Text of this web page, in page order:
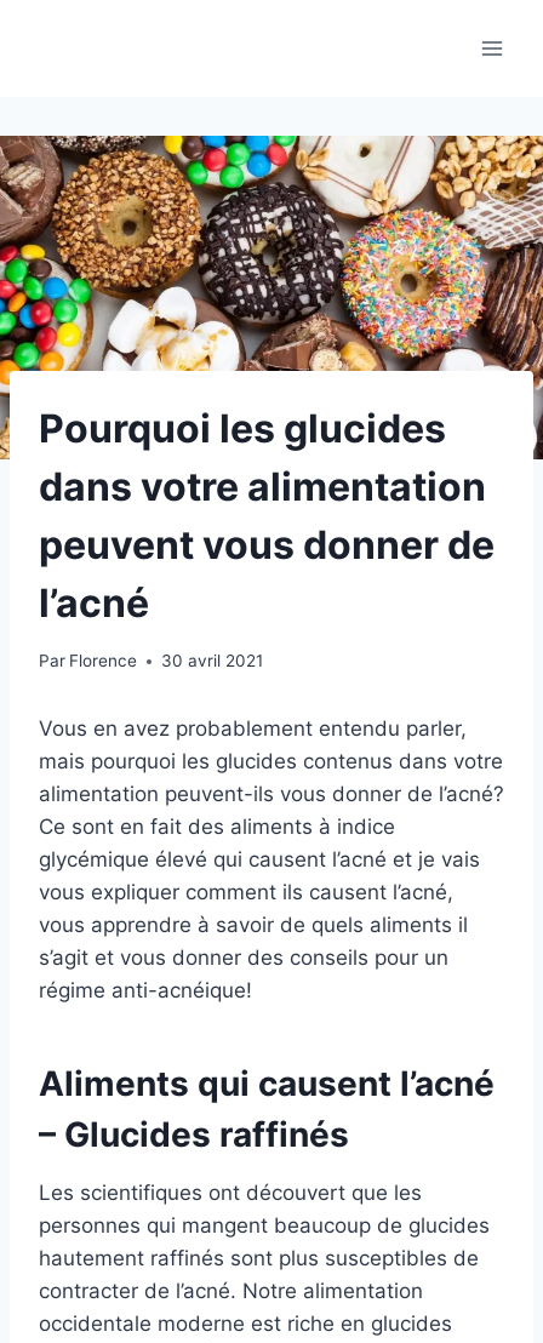
Pourquoi les glucides
dans votre alimentation
peuvent vous donner de
l’acné
Par Florence 30 avril 2021
Vous en avez probablement entendu parler,
mais pourquoi les glucides contenus dans votre
alimentation peuvent-ils vous donner de l’acné?
Ce sont en fait des aliments à indice
glycémique élevé qui causent l’acné et je vais
vous expliquer comment ils causent l’acné,
vous apprendre à savoir de quels aliments il
s’agit et vous donner des conseils pour un
régime anti-acnéique!
Aliments qui causent l’acné
– Glucides raffinés
Les scientifiques ont découvert que les
personnes qui mangent beaucoup de glucides
hautement raffinés sont plus susceptibles de
contracter de l’acné. Notre alimentation
occidentale moderne est riche en glucides